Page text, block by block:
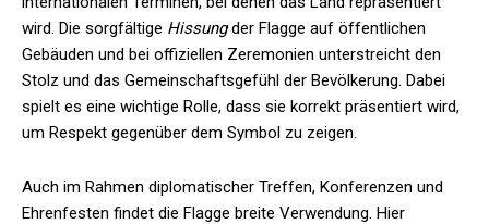
wird. Die sorgfältige Hissungder Flagge auf öffentlichen
Gebäuden und bei offiziellen Zeremonien unterstreicht den
Stolz und das Gemeinschaftsgefühl der Bevölkerung. Dabei
spielt es eine wichtige Rolle, dass sie korrekt präsentiert wird,
um Respekt gegenüber dem Symbol zu zeigen.
Auch im Rahmen diplomatischer Treffen, Konferenzen und
Ehrenfesten findet die Flagge breite Verwendung. Hier